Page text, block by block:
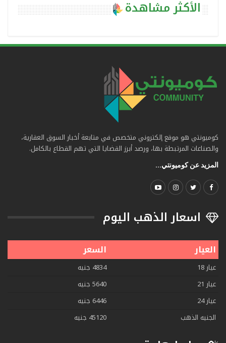
الأكثر مشاهدة
كوميونتي هو موقع إلكتروني متخصص في متابعة أخبار السوق العقارية،
والصناعات المرتبطة بها، ورصد أبرز القضايا التي تهم القطاع بالكامل.
المزيد عن كوميونتي...
اسعار الذهب اليوم
العيار السعر
عيار 18
4834 جنيه
عيار 21
5640 جنيه
عيار 24
6446 جنيه
الجنيه الذهب
45120 جنيه